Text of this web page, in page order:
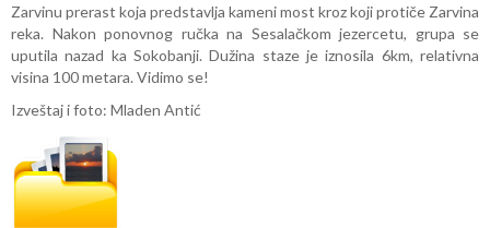
Zarvinu prerast koja predstavlja kameni most kroz koji protiče Zarvina
reka. Nakon ponovnog ručka na Sesalačkom jezercetu, grupa se
uputila nazad ka Sokobanji. Dužina staze je iznosila 6km, relativna
visina 100 metara. Vidimo se!
Izveštaj i foto: Mladen Antić